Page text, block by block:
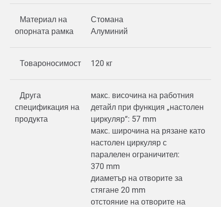
Материал на
опорната рамка
Стомана
Алуминий
Товароносимост 120 кг
Друга
спецификация на
продукта
макс. височина на работния
детайл при функция „настолен
циркуляр“: 57 mm
макс. широчина на рязане като
настолен циркуляр с
паралелен ограничител:
370 mm
диаметър на отворите за
стягане 20 mm
отстояние на отворите на